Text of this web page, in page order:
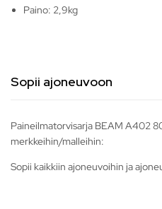
Paino: 2,9kg
Sopii ajoneuvoon
Paineilmatorvisarja BEAM A402
merkkeihin/malleihin:
Sopii kaikkiin ajoneuvoihin ja